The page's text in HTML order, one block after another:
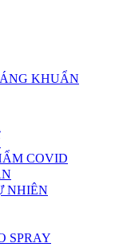
KHUẨN
COVID
NHIÊN
SPRAY